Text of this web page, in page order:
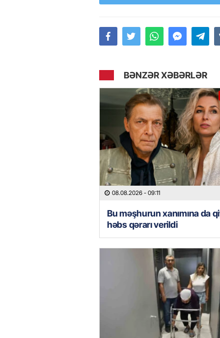
BƏNZƏR XƏBƏRLƏR
08.08.2026 - 09:11
Bu məşhurun xanımına da
həbs qərarı verildi